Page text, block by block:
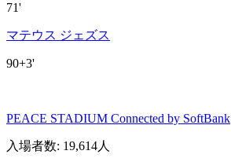
71'
マテウス ジェズス
90+3'
PEACE STADIUM Connected by SoftBank
入場者数: 19,614人